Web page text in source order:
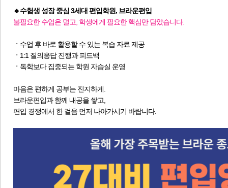
🔸수험생 성장 중심 3세대 편입학원, 브라운편입
불필요한 수업은 덜고, 학생에게 필요한 핵심만 담았습니다.
ㆍ 수업 후 바로 활용할 수 있는 복습 자료 제공
ㆍ 1:1 질의응답 진행과 피드백
ㆍ 독학보다 집중되는 학원 자습실 운영
마음은 편하게 공부는 진지하게.
브라운편입과 함께 내공을 쌓고,
편입 경쟁에서 한 걸음 먼저 나아가시기 바랍니다.